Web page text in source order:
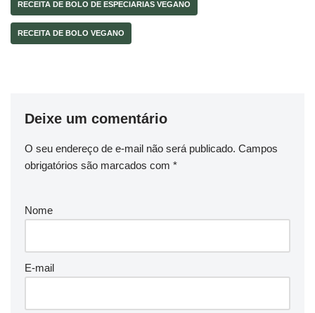
RECEITA DE BOLO DE ESPECIARIAS VEGANO
RECEITA DE BOLO VEGANO
Deixe um comentário
O seu endereço de e-mail não será publicado. Campos
obrigatórios são marcados com *
Nome
E-mail